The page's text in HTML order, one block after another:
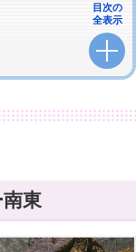
れ
目次の
全表示
東